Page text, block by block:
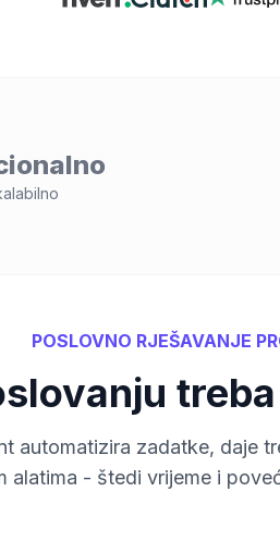
POSLOVNO RJEŠAVANJE
automatizira zadatke, daje
alatima - štedi vrijeme i